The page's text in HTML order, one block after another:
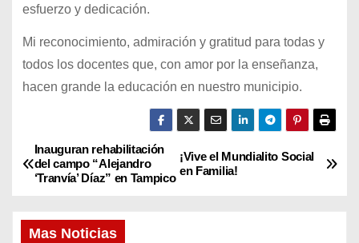
esfuerzo y dedicación.
Mi reconocimiento, admiración y gratitud para todas y
todos los docentes que, con amor por la enseñanza,
hacen grande la educación en nuestro municipio.
N
v
¡Vive el Mundialito Social
en Familia!
Inauguran rehabilitación
del campo “Alejandro
‘Tranvía’ Díaz” en Tampico
Mas Noticias